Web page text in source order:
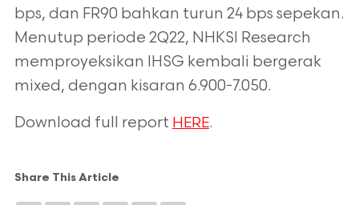
bps, dan FR90 bahkan turun 24 bps sepekan.
Menutup periode 2Q22, NHKSI Research
memproyeksikan IHSG kembali bergerak
mixed, dengan kisaran 6.900-7.050.
Download full report HERE.
Share This Article